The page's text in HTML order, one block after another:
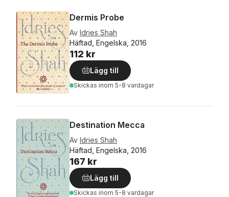
Dermis Probe
Av Idries Shah
Häftad, Engelska, 2016
112 kr
Lägg till
Skickas inom 5-8 vardagar
Destination Mecca
Av Idries Shah
Häftad, Engelska, 2016
167 kr
Lägg till
Skickas inom 5-8 vardagar